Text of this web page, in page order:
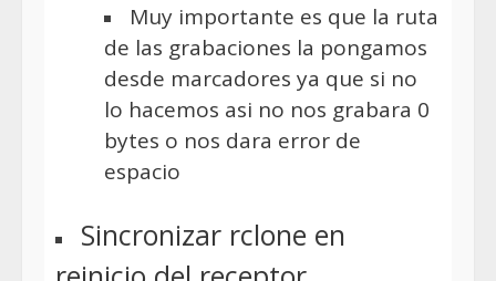
Muy importante es que la ruta
de las grabaciones la pongamos
desde marcadores ya que si no
lo hacemos asi no nos grabara 0
bytes o nos dara error de
espacio
Sincronizar rclone en